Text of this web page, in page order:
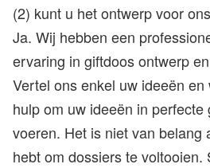
(2) kunt u het ontwerp voor
Ja. Wij hebben een
ervaring in giftdoos ontwerp
Vertel ons enkel uw ideeën en
hulp om uw ideeën in perfecte
voeren. Het is niet van belang
hebt om dossiers te voltooien.